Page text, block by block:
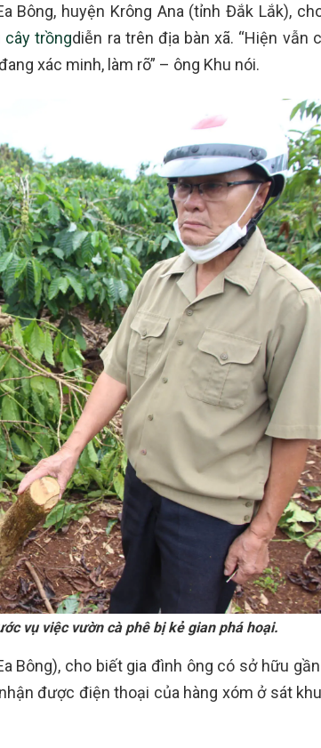
Bông, huyện Krông Ana (tỉnh Đắk Lắk),
cây trồngdiễn ra trên địa bàn xã. “Hiện vẫn
xác minh, làm rõ” – ông Khu nói.
vụ việc vườn cà phê bị kẻ gian phá hoại.
Bông), cho biết gia đình ông có sở hữu
được điện thoại của hàng xóm ở sát